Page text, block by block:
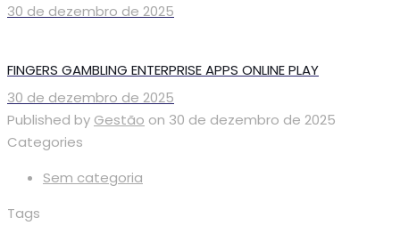
30 de dezembro de 2025
FINGERS GAMBLING ENTERPRISE APPS ONLINE PLAY
30 de dezembro de 2025
Published by Gestão on 30 de dezembro de 2025
Categories
Sem categoria
Tags